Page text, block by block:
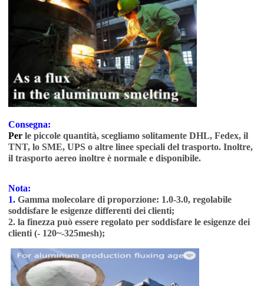
Consegna:
Perle piccole quantità, scegliamo solitamente DHL, Fedex, il
TNT, lo SME, UPS o altre linee speciali del trasporto. Inoltre,
il trasporto aereo inoltre è normale e disponibile.
Nota:
1. Gamma molecolare di proporzione: 1.0-3.0, regolabile
soddisfare le esigenze differenti dei clienti;
2. la finezza può essere regolato per soddisfare le esigenze dei
clienti (- 120~-325mesh);